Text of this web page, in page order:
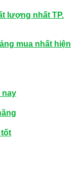
lượng nhất TP.
mua nhất hiện
nay
tốt